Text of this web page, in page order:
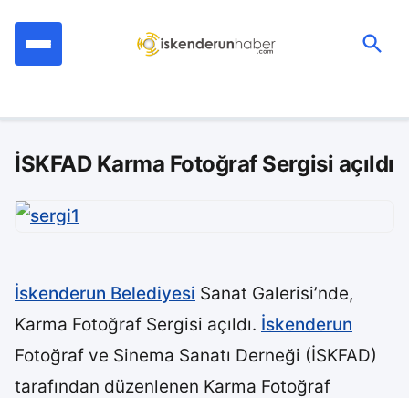
İSKFAD Karma Fotoğraf Sergisi açıldı
İskenderun Belediyesi Sanat Galerisi’nde,
Karma Fotoğraf Sergisi açıldı. İskenderun
Fotoğraf ve Sinema Sanatı Derneği (İSKFAD)
tarafından düzenlenen Karma Fotoğraf